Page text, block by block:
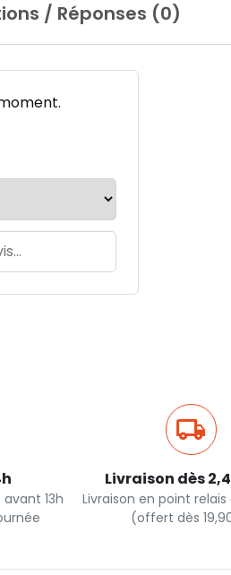
/ Réponses (0)
13h
Livraison dès
Livraison en point
(offert dès